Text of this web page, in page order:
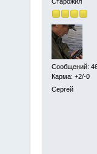
Сообщений:
Карма: +2/-0
Сергей